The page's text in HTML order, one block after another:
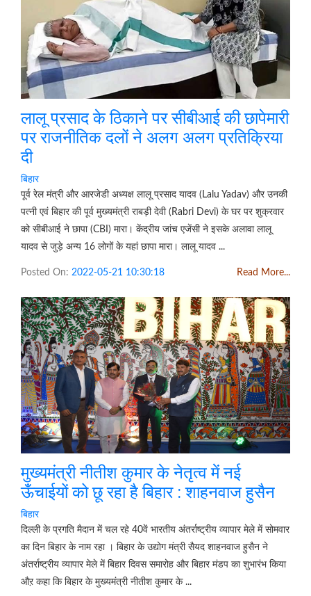
लालू प्रसाद के ठिकाने पर सीबीआई की छापेमारी
पर राजनीतिक दलों ने अलग अलग प्रतिक्रिया
दी
बिहार
पूर्व रेल मंत्री और आरजेडी अध्यक्ष लालू प्रसाद यादव (Lalu Yadav) और उनकी
पत्नी एवं बिहार की पूर्व मुख्यमंत्री राबड़ी देवी (Rabri Devi) के घर पर शुक्रवार
को सीबीआई ने छापा (CBI) मारा। केंद्रीय जांच एजेंसी ने इसके अलावा लालू
यादव से जुड़े अन्य 16 लोगों के यहां छापा मारा। लालू यादव ...
Posted On: 2022-05-21 10:30:18 Read More...
मुख्यमंत्री नीतीश कुमार के नेतृत्व में नई
ऊँचाईयों को छू रहा है बिहार : शाहनवाज हुसैन
बिहार
दिल्ली के प्रगति मैदान में चल रहे 40वें भारतीय अंतर्राष्ट्रीय व्यापार मेले में सोमवार
का दिन बिहार के नाम रहा । बिहार के उद्योग मंत्री सैयद शाहनवाज हुसैन ने
अंतर्राष्ट्रीय व्यापार मेले में बिहार दिवस समारोह और बिहार मंडप का शुभारंभ किया
औऱ कहा कि बिहार के मुख्यमंत्री नीतीश कुमार के ...